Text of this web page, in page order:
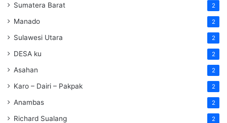
Sumatera Barat 2
Manado 2
Sulawesi Utara 2
DESA ku 2
Asahan 2
Karo – Dairi – Pakpak 2
Anambas 2
Richard Sualang 2